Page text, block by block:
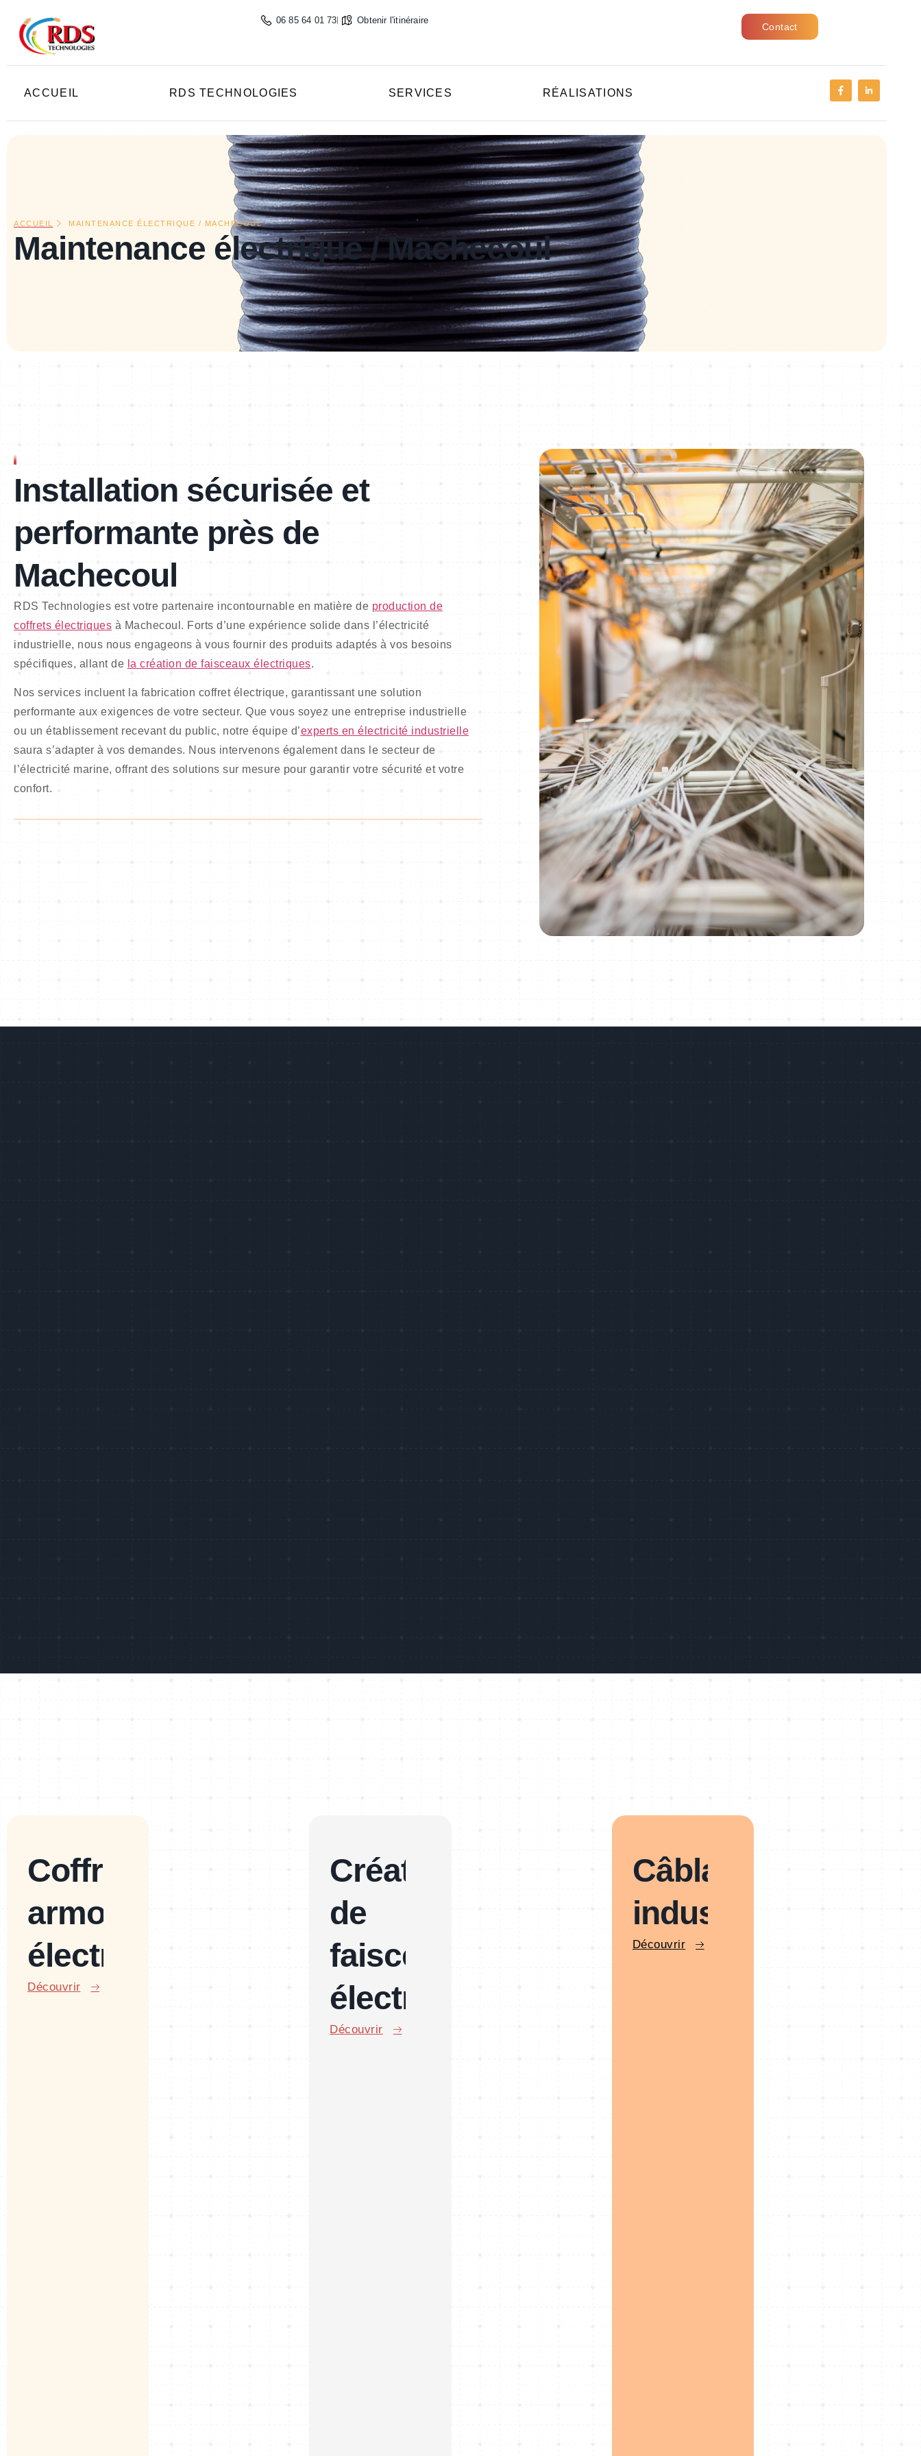
principal
06 85 64 01 73 Obtenir l'itinéraire
Contact
ACCUEIL RDS TECHNOLOGIES SERVICES RÉALISATIONS
ACCUEIL MAINTENANCE ÉLECTRIQUE / MACHECOUL
Maintenance électrique / Machecoul
Installation sécurisée et
performante près de
Machecoul
RDS Technologies est votre partenaire incontournable en matière de production de
coffrets électriques à Machecoul. Forts d’une expérience solide dans l’électricité
industrielle, nous nous engageons à vous fournir des produits adaptés à vos besoins
spécifiques, allant de la création de faisceaux électriques.
Nos services incluent la fabrication coffret électrique, garantissant une solution
performante aux exigences de votre secteur. Que vous soyez une entreprise industrielle
ou un établissement recevant du public, notre équipe d’experts en électricité industrielle
saura s’adapter à vos demandes. Nous intervenons également dans le secteur de
l’électricité marine, offrant des solutions sur mesure pour garantir votre sécurité et votre
confort.
Coffret et
armoire
électrique
Découvrir
Création
de
faisceau
électrique
Découvrir
Câblage
industriel
Découvrir